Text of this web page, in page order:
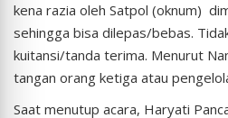
kena razia oleh Satpol (oknum)
sehingga bisa dilepas/bebas.
kuitansi/tanda terima. Menurut
tangan orang ketiga atau
Saat menutup acara, Haryati